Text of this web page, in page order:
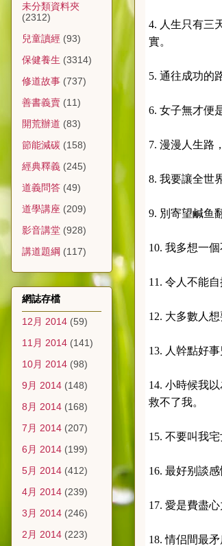
4. 人生只有三
實。
5. 通往成功的
6. 女子無才便
7. 漫漫人生路
8. 我要讓全世
9. 別寄望鹹鱼
10. 我多想一
11. 令人不能
12. 大多數人
13. 人幹點好
14. 小時候我
救不了我。
15. 不要叫我
16. 最好别談
17. 愛是費盡
18. 情侣間最
未分類資料夾
(2312)
兒童讀經 (93)
保健養生 (3314)
修道故事 (737)
善書義賣 (11)
開荒辦道 (83)
節能減碳 (158)
經典釋義 (245)
道義問答 (49)
道學講座 (209)
影音講堂 (928)
講道題綱 (117)
網誌存檔
12月 2014 (59)
11月 2014 (141)
10月 2014 (98)
9月 2014 (148)
8月 2014 (168)
7月 2014 (207)
6月 2014 (199)
5月 2014 (412)
4月 2014 (239)
3月 2014 (246)
2月 2014 (223)